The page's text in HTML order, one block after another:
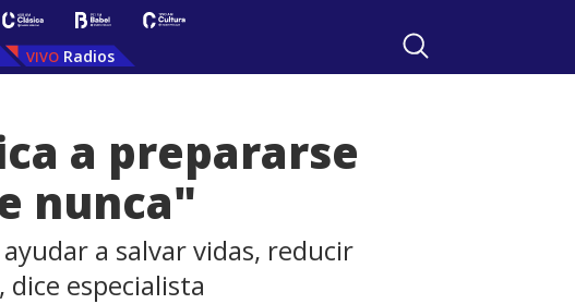
Radios
a prepararse
nunca"
a salvar vidas, reducir
especialista